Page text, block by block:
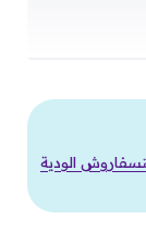
الودية